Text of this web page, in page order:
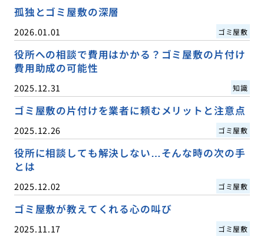
孤独とゴミ屋敷の深層
2026.01.01 ゴミ屋敷
役所への相談で費用はかかる？ゴミ屋敷の片付け
費用助成の可能性
2025.12.31 知識
ゴミ屋敷の片付けを業者に頼むメリットと注意点
2025.12.26 ゴミ屋敷
役所に相談しても解決しない…そんな時の次の手
とは
2025.12.02 ゴミ屋敷
ゴミ屋敷が教えてくれる心の叫び
2025.11.17 ゴミ屋敷